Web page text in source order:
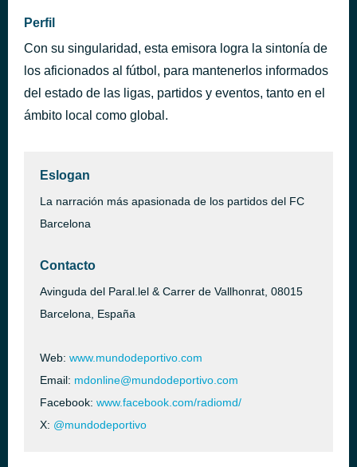
Perfil
Con su singularidad, esta emisora logra la sintonía de
los aficionados al fútbol, para mantenerlos informados
del estado de las ligas, partidos y eventos, tanto en el
ámbito local como global.
Eslogan
La narración más apasionada de los partidos del FC
Barcelona
Contacto
Avinguda del Paral.lel & Carrer de Vallhonrat, 08015
Barcelona, España
Web: www.mundodeportivo.com
Email: mdonline@mundodeportivo.com
Facebook: www.facebook.com/radiomd/
X: @mundodeportivo